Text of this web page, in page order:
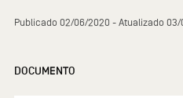
Publicado 02/06/2020 - Atualizado 03/
DOCUMENTO